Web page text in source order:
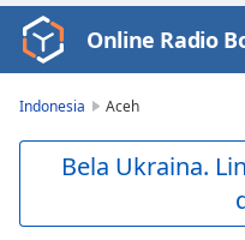
Video
Player
Skip
Online Radio
Indonesia Aceh
Bela Ukraina.